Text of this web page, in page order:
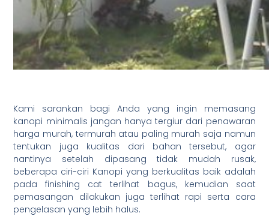
Kami sarankan bagi Anda yang ingin memasang
kanopi minimalis jangan hanya tergiur dari penawaran
harga murah, termurah atau paling murah saja namun
tentukan juga kualitas dari bahan tersebut, agar
nantinya setelah dipasang tidak mudah rusak,
beberapa ciri-ciri Kanopi yang berkualitas baik adalah
pada finishing cat terlihat bagus, kemudian saat
pemasangan dilakukan juga terlihat rapi serta cara
pengelasan yang lebih halus.